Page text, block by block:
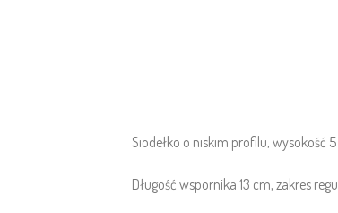
Siodełko o niskim profilu, wysokość
Długość wspornika 13 cm, zakres